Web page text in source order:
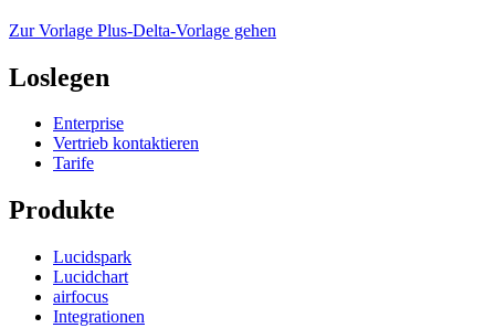
Zur Vorlage Plus-Delta-Vorlage gehen
Loslegen
Enterprise
Vertrieb kontaktieren
Tarife
Produkte
Lucidspark
Lucidchart
airfocus
Integrationen